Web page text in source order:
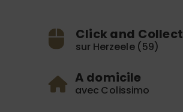
Click and Collect
sur Herzeele (59)
A domicile
avec Colissimo